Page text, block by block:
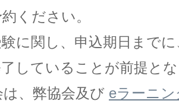
ください。
に関し、申込期日まで
していることが前提と
は、弊協会及び eラーニ